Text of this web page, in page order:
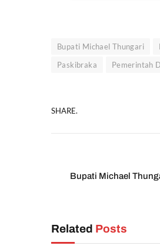
Bupati Michael Thungari
Paskibraka
Pemerintah
SHARE.
Bupati Michael
Related Posts